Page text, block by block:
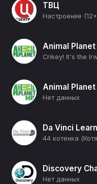
ТВЦ
Настроение
Animal Planet
Crikey! It's the
Animal Planet
Нет данных
Da Vinci
44 котенка
Discovery
Нет данных